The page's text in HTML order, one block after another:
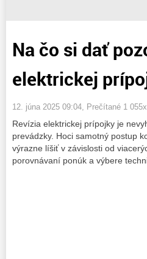
Na čo si dať
elektrickej
12. júna 2025 09:04 , Prečítané 1 055x,
Revízia elektrickej prípojky je
prevádzky. Hoci samotný postup
výrazne líšiť v závislosti od
porovnávaní ponúk a výbere